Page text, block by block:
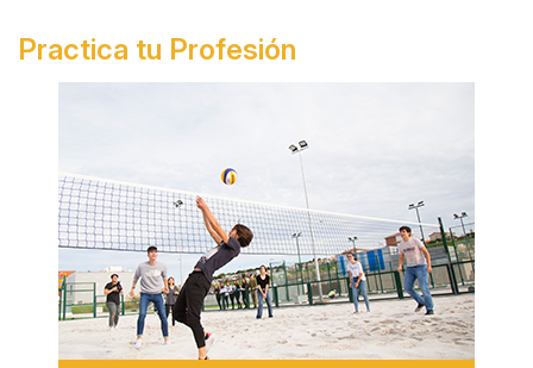
Practica tu Profesión
Banner